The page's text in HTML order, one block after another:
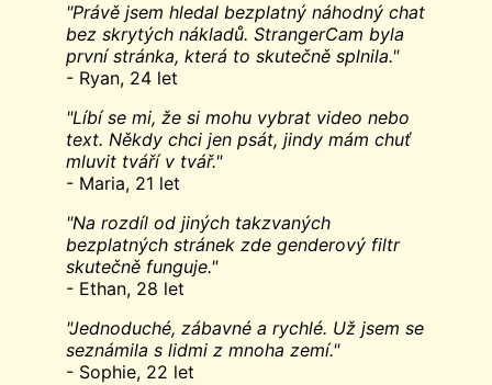
"Právě jsem hledal bezplatný náhodný chat
bez skrytých nákladů. StrangerCam byla
první stránka, která to skutečně splnila."
- Ryan, 24 let
"Líbí se mi, že si mohu vybrat video nebo
text. Někdy chci jen psát, jindy mám chuť
mluvit tváří v tvář."
- Maria, 21 let
"Na rozdíl od jiných takzvaných
bezplatných stránek zde genderový filtr
skutečně funguje."
- Ethan, 28 let
"Jednoduché, zábavné a rychlé. Už jsem se
seznámila s lidmi z mnoha zemí."
- Sophie, 22 let